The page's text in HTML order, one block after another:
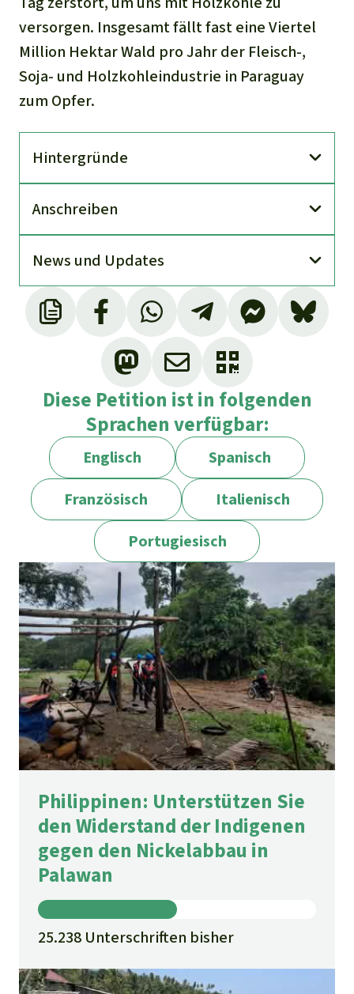
versorgen. Insgesamt fällt fast eine Viertel
Million Hektar Wald pro Jahr der Fleisch-,
Soja- und Holzkohleindustrie in Paraguay
zum Opfer.
Hinter­gründe
An­schreiben
News und Updates
Diese Petition ist in folgenden
Sprachen verfügbar:
Englisch
Spanisch
Französisch
Italienisch
Portugiesisch
Philippinen: Unterstützen Sie
den Widerstand der Indigenen
gegen den Nickelabbau in
Palawan
25.238 Unterschriften bisher